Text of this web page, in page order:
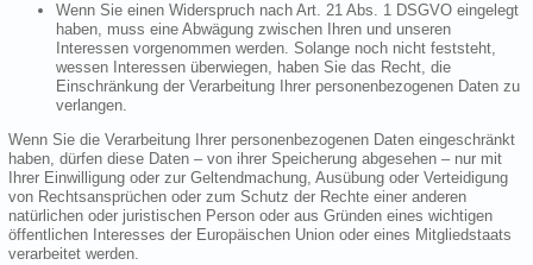
Wenn Sie einen Widerspruch nach Art. 21 Abs. 1 DSGVO eingelegt
haben, muss eine Abwägung zwischen Ihren und unseren
Interessen vorgenommen werden. Solange noch nicht feststeht,
wessen Interessen überwiegen, haben Sie das Recht, die
Einschränkung der Verarbeitung Ihrer personenbezogenen Daten zu
verlangen.
Wenn Sie die Verarbeitung Ihrer personenbezogenen Daten eingeschränkt
haben, dürfen diese Daten – von ihrer Speicherung abgesehen – nur mit
Ihrer Einwilligung oder zur Geltendmachung, Ausübung oder Verteidigung
von Rechtsansprüchen oder zum Schutz der Rechte einer anderen
natürlichen oder juristischen Person oder aus Gründen eines wichtigen
öffentlichen Interesses der Europäischen Union oder eines Mitgliedstaats
verarbeitet werden.